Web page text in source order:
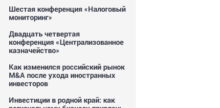
Шестая конференция «Налоговый
мониторинг»
Двадцать четвертая
конференция «Централизованное
казначейство»
Как изменился российский рынок
M&A после ухода иностранных
инвесторов
Инвестиции в родной край: как